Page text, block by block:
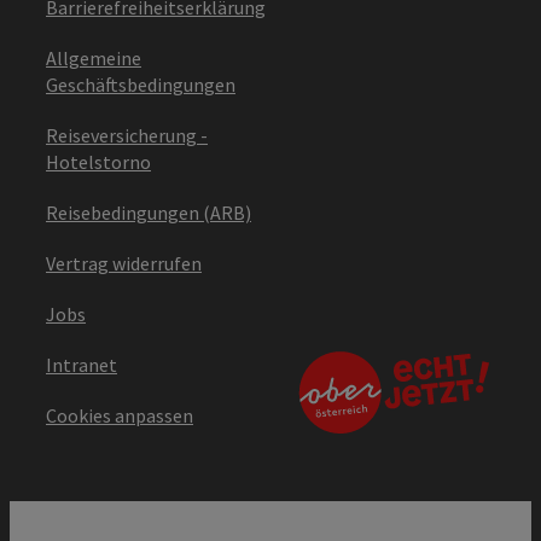
Barrierefreiheitserklärung
Allgemeine
Geschäftsbedingungen
Reiseversicherung -
Hotelstorno
Reisebedingungen (ARB)
Vertrag widerrufen
Jobs
Intranet
Cookies anpassen